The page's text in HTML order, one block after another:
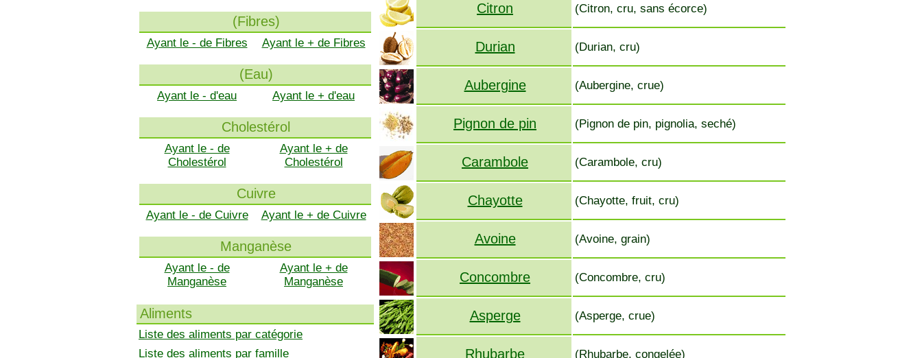
(Fibres)
Ayant le - de Fibres Ayant le + de Fibres
(Eau)
Ayant le - d'eau Ayant le + d'eau
Cholestérol
Ayant le - de
Cholestérol
Ayant le + de
Cholestérol
Cuivre
Ayant le - de Cuivre Ayant le + de Cuivre
Manganèse
Ayant le - de
Manganèse
Ayant le + de
Manganèse
Aliments
Liste des aliments par catégorie
Liste des aliments par famille
Citron (Citron, cru, sans écorce)
Durian (Durian, cru)
Aubergine (Aubergine, crue)
Pignon de pin (Pignon de pin, pignolia, seché)
Carambole (Carambole, cru)
Chayotte (Chayotte, fruit, cru)
Avoine (Avoine, grain)
Concombre (Concombre, cru)
Asperge (Asperge, crue)
Rhubarbe (Rhubarbe, congelée)